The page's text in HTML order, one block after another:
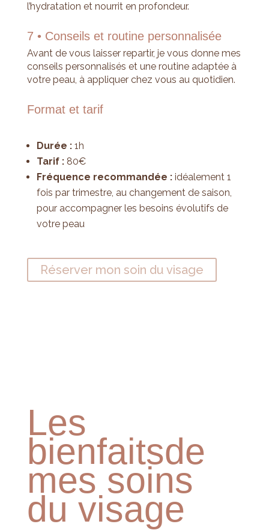
l’hydratation et nourrit en profondeur.
7 • Conseils et routine personnalisée
Avant de vous laisser repartir, je vous donne mes
conseils personnalisés et une routine adaptée à
votre peau, à appliquer chez vous au quotidien.
Format et tarif
Durée :1h
Tarif :80€
Fréquence recommandée :idéalement 1
fois par trimestre, au changement de saison,
pour accompagner les besoins évolutifs de
votre peau
Réserver mon soin du visage
Les
bienfaitsde
mes soins
du visage